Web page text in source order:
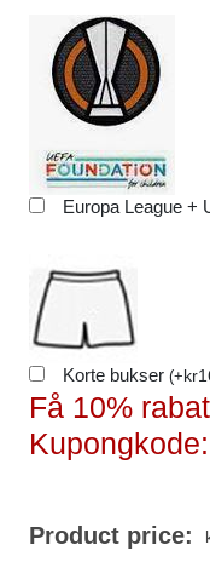
Europa League +
Korte bukser (+kr
Få 10%
Product price: